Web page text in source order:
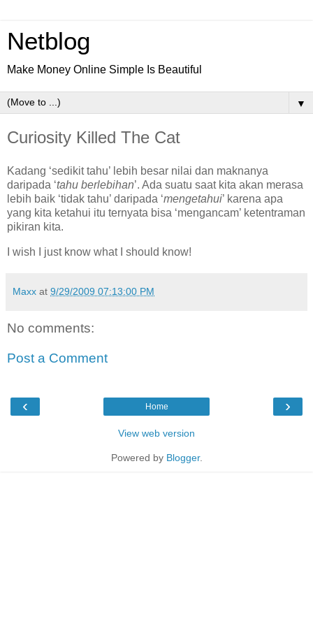
Netblog
Make Money Online Simple Is Beautiful
▼
Curiosity Killed The Cat
Kadang ‘sedikit tahu’ lebih besar nilai dan maknanya
daripada ‘tahu berlebihan’. Ada suatu saat kita akan merasa
lebih baik ‘tidak tahu’ daripada ‘mengetahui’ karena apa
yang kita ketahui itu ternyata bisa ‘mengancam’ ketentraman
pikiran kita.
I wish I just know what I should know!
Maxx at 9/29/2009 07:13:00 PM
No comments:
Post a Comment
‹ ›
Home
View web version
Powered by Blogger.